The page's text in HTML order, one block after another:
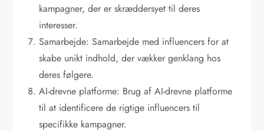
kampagner, der er skræddersyet til deres
interesser.
Samarbejde: Samarbejde med influencers for at
skabe unikt indhold, der vækker genklang hos
deres følgere.
AI-drevne platforme: Brug af AI-drevne platforme
til at identificere de rigtige influencers til
specifikke kampagner.